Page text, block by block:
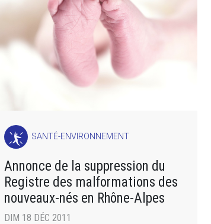
SANTÉ-ENVIRONNEMENT
Annonce de la suppression du
Registre des malformations des
nouveaux-nés en Rhône-Alpes
DIM 18 DÉC 2011